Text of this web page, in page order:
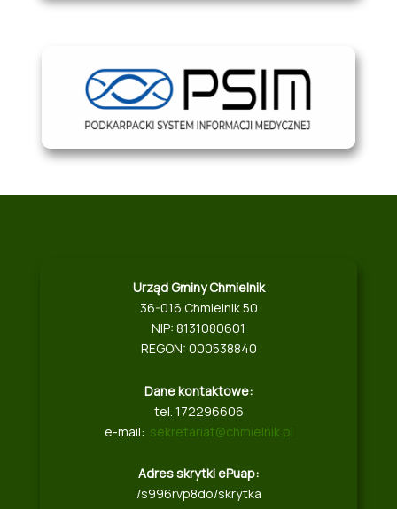
Urząd Gminy Chmielnik
36-016 Chmielnik 50
NIP: 8131080601
REGON: 000538840
Dane kontaktowe:
tel. 172296606
e-mail: sekretariat@chmielnik.pl
Adres skrytki ePuap:
/s996rvp8do/skrytka